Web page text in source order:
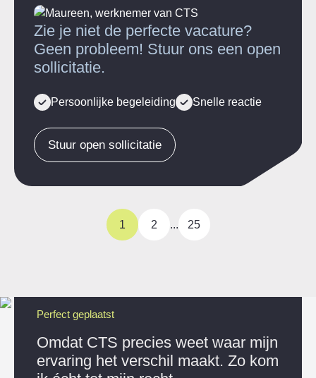
Zie je niet de perfecte vacature?
Geen probleem! Stuur ons een open
sollicitatie.
Persoonlijke begeleiding Snelle reactie
Stuur open sollicitatie
1 2 ... 25
Perfect geplaatst
Omdat CTS precies weet waar mijn
ervaring het verschil maakt. Zo kom